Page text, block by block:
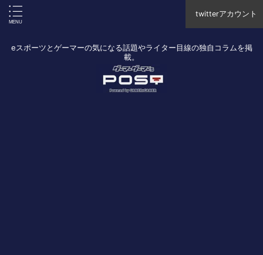
twitterアカウント
eスポーツとゲーマーの気になる話題やライター目線の独自コラムを掲
載。